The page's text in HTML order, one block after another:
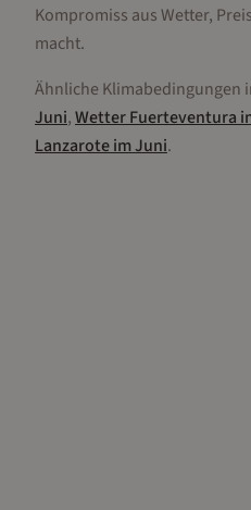
Kompromiss aus Wetter,
macht.
Ähnliche Klimabedingungen
Juni,WetterFuerteventura
LanzaroteimJuni.